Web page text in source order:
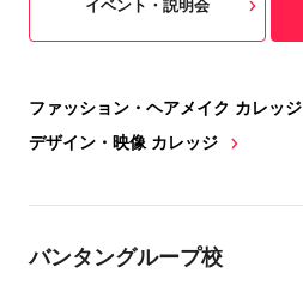
ファッション・ヘアメイク カレッジ
デザイン・映像 カレッジ
イベント・説明会
バンタングループ校